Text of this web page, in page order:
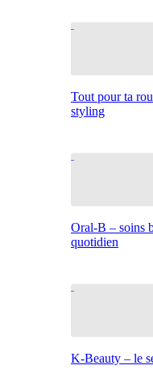
Tout pour ta
styling
Oral-B – soins
quotidien
K-Beauty – le